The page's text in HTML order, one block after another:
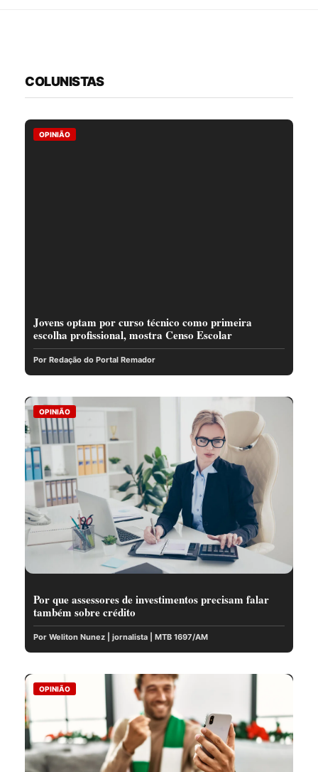
COLUNISTAS
OPINIÃO
Jovens optam por curso técnico como primeira
escolha profissional, mostra Censo Escolar
Por Redação do Portal Remador
OPINIÃO
Por que assessores de investimentos precisam falar
também sobre crédito
Por Weliton Nunez | jornalista | MTB 1697/AM
OPINIÃO